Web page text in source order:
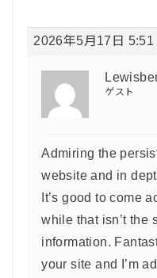
2026年5月17日 5:51
ゲスト
Admiring the
website and in
It’s good to come
while that isn’t the
information.
your site and I’m